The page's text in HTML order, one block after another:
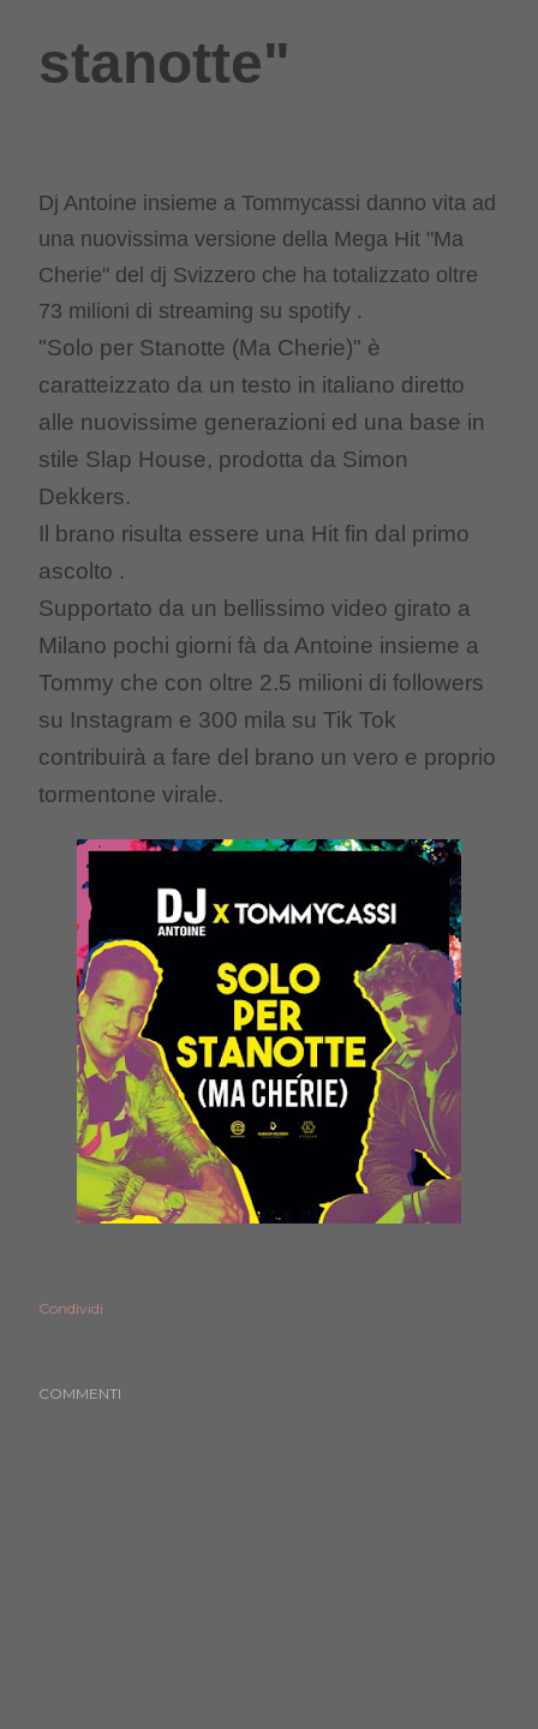
stanotte"
Dj Antoine insieme a Tommycassi danno vita ad
una nuovissima versione della Mega Hit "Ma
Cherie" del dj Svizzero che ha totalizzato oltre
73 milioni di streaming su spotify .
"Solo per Stanotte (Ma Cherie)" è
caratteizzato da un testo in italiano diretto
alle nuovissime generazioni ed una base in
stile Slap House, prodotta da Simon
Dekkers.
Il brano risulta essere una Hit fin dal primo
ascolto .
Supportato da un bellissimo video girato a
Milano pochi giorni fà da Antoine insieme a
Tommy che con oltre 2.5 milioni di followers
su Instagram e 300 mila su Tik Tok
contribuirà a fare del brano un vero e proprio
tormentone virale.
Condividi
COMMENTI